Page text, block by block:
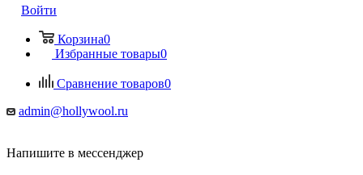
Войти
Корзина0
Избранные товары0
Сравнение товаров0
admin@hollywool.ru
Напишите в мессенджер